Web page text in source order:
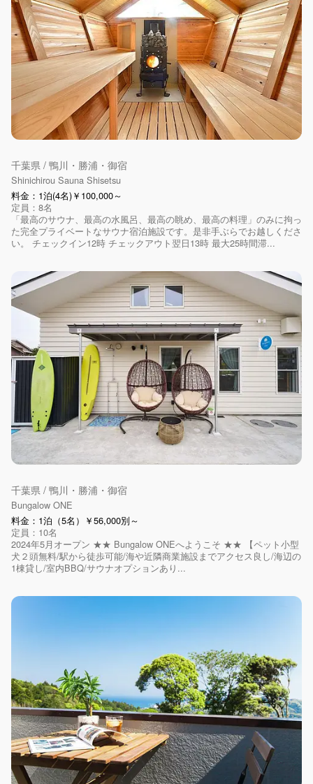
千葉県 / 鴨川・勝浦・御宿
Shinichirou Sauna Shisetsu
料金：1泊(4名)￥100,000～
定員：8名
「最高のサウナ、最高の水風呂、最高の眺め、最高の料理」のみに拘っ
た完全プライベートなサウナ宿泊施設です。是非手ぶらでお越しくださ
い。 チェックイン12時 チェックアウト翌日13時 最大25時間滞...
千葉県 / 鴨川・勝浦・御宿
Bungalow ONE
料金：1泊（5名）￥56,000別～
定員：10名
2024年5月オープン ★★ Bungalow ONEへようこそ ★★ 【ペット小型
犬２頭無料/駅から徒歩可能/海や近隣商業施設までアクセス良し/海辺の
1棟貸し/室内BBQ/サウナオプションあり...